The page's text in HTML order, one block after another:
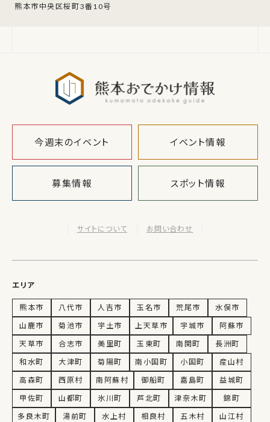
熊本市中央区桜町3番10号
今週末のイベント イベント情報
募集情報 スポット情報
サイトについて お問い合わせ
エリア
熊本市 八代市 人吉市 玉名市 荒尾市
水俣市
山鹿市
菊池市 宇土市 上天草市 宇城市
阿蘇市
天草市
合志市 美里町 玉東町 南関町
長洲町
和水町
大津町 菊陽町 南小国町 小国町
産山村
高森町
西原村 南阿蘇村 御船町 嘉島町
益城町
甲佐町
山都町 氷川町 芦北町 津奈木町
錦町
多良木町
湯前町 水上村 相良村 五木村 山江村